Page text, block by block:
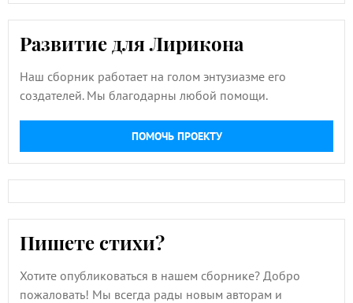
Развитие для Лирикона
Наш сборник работает на голом энтузиазме его
создателей. Мы благодарны любой помощи.
ПОМОЧЬ ПРОЕКТУ
Пишете стихи?
Хотите опубликоваться в нашем сборнике? Добро
пожаловать! Мы всегда рады новым авторам и